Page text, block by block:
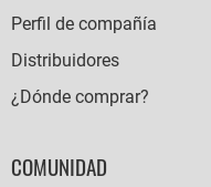
Perfil de compañía
Distribuidores
¿Dónde comprar?
COMUNIDAD